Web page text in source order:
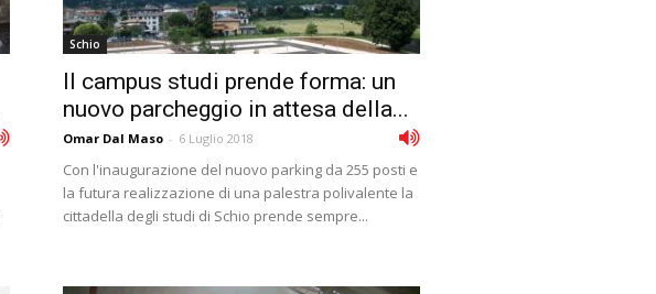
Schio
Il campus studi prende forma: un
nuovo parcheggio in attesa della...
Omar Dal Maso - 6 Luglio 2018
Con l'inaugurazione del nuovo parking da 255 posti e
la futura realizzazione di una palestra polivalente la
cittadella degli studi di Schio prende sempre...